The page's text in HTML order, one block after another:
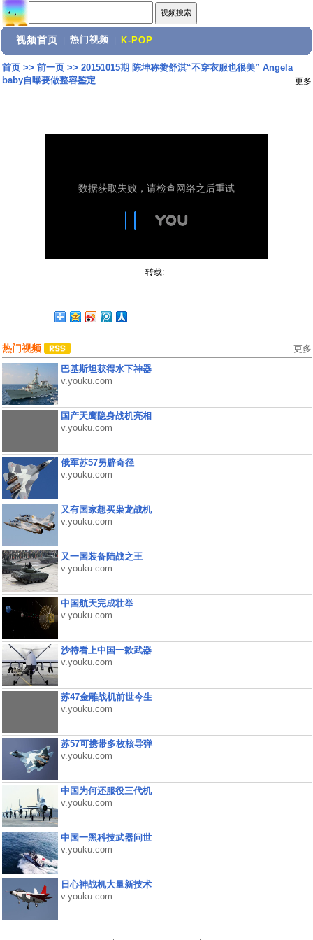
视频首页 热门视频 K-POP
首页>> 前一页>> 20151015期 陈坤称赞舒淇“不穿衣服也很美” Angela
baby自曝要做整容鉴定
更多
转载:
热门视频 更多
巴基斯坦获得水下神器
v.youku.com
国产天鹰隐身战机亮相
v.youku.com
俄军苏57另辟奇径
v.youku.com
又有国家想买枭龙战机
v.youku.com
又一国装备陆战之王
v.youku.com
中国航天完成壮举
v.youku.com
沙特看上中国一款武器
v.youku.com
苏47金雕战机前世今生
v.youku.com
苏57可携带多枚核导弹
v.youku.com
中国为何还服役三代机
v.youku.com
中国一黑科技武器问世
v.youku.com
日心神战机大量新技术
v.youku.com